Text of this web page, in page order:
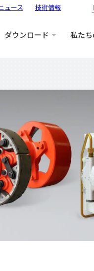
ダウンロード 私た
ュース 技術情報